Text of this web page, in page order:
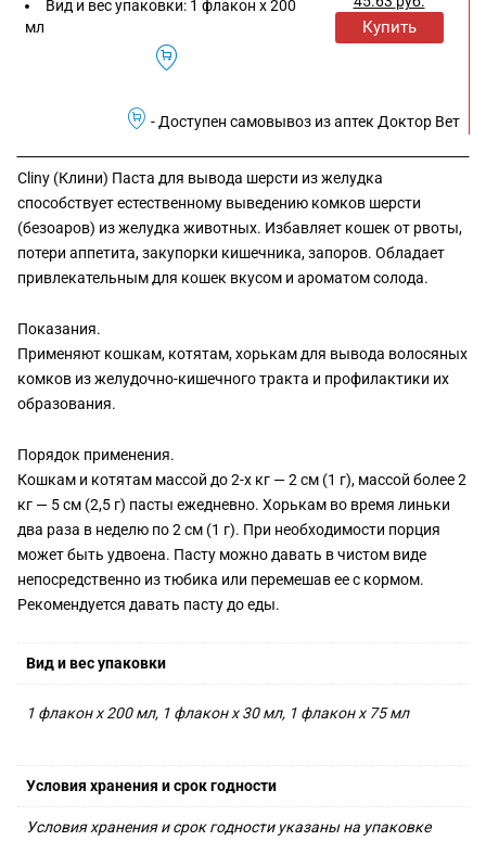
Вид и вес упаковки: 1 флакон х 200
мл
Купить
- Доступен самовывоз из аптек Доктор Вет
Cliny (Клини) Паста для вывода шерсти из желудка
способствует естественному выведению комков шерсти
(безоаров) из желудка животных. Избавляет кошек от рвоты,
потери аппетита, закупорки кишечника, запоров. Обладает
привлекательным для кошек вкусом и ароматом солода.
Показания.
Применяют кошкам, котятам, хорькам для вывода волосяных
комков из желудочно-кишечного тракта и профилактики их
образования.
Порядок применения.
Кошкам и котятам массой до 2-х кг — 2 см (1 г), массой более 2
кг — 5 см (2,5 г) пасты ежедневно. Хорькам во время линьки
два раза в неделю по 2 см (1 г). При необходимости порция
может быть удвоена. Пасту можно давать в чистом виде
непосредственно из тюбика или перемешав ее с кормом.
Рекомендуется давать пасту до еды.
Вид и вес упаковки
1 флакон х 200 мл, 1 флакон х 30 мл, 1 флакон х 75 мл
Условия хранения и срок годности
Условия хранения и срок годности указаны на упаковке